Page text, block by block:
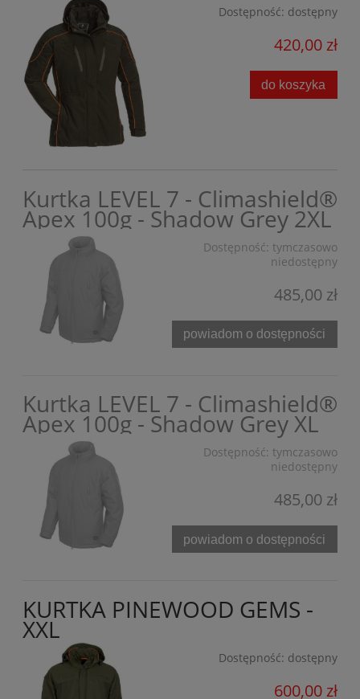
Dostępność: dostępny
420,00 zł
do koszyka
Kurtka LEVEL 7 - Climashield®
Apex 100g - Shadow Grey 2XL
Dostępność: tymczasowo
niedostępny
485,00 zł
powiadom o dostępności
Kurtka LEVEL 7 - Climashield®
Apex 100g - Shadow Grey XL
Dostępność: tymczasowo
niedostępny
485,00 zł
powiadom o dostępności
KURTKA PINEWOOD GEMS -
XXL
Dostępność: dostępny
600,00 zł